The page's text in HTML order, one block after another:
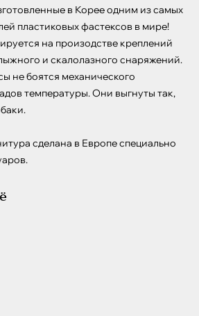
в Корее одним из самых
пластиковых фастексов в мире!
на произодстве креплений
и скалолазного снаряжений.
не боятся механического
температуры. Они выгнуты так,
сделана в Европе специально